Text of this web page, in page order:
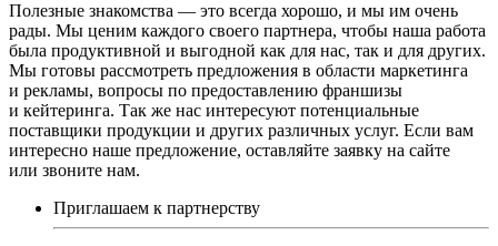
Полезные знакомства — это всегда хорошо, и мы им очень
рады. Мы ценим каждого своего партнера, чтобы наша работа
была продуктивной и выгодной как для нас, так и для других.
Мы готовы рассмотреть предложения в области маркетинга
и рекламы, вопросы по предоставлению франшизы
и кейтеринга. Так же нас интересуют потенциальные
поставщики продукции и других различных услуг. Если вам
интересно наше предложение, оставляйте заявку на сайте
или звоните нам.
Приглашаем к партнерству